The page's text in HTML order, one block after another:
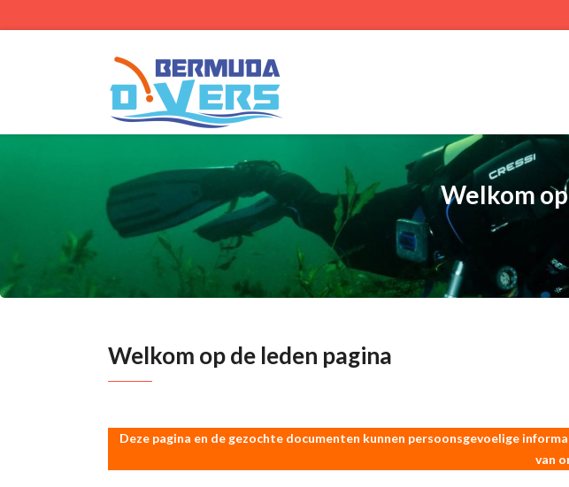
Welkom
Welkom op de leden pagina
Deze pagina en de gezochte documenten kunnen persoonsgevoelige
van